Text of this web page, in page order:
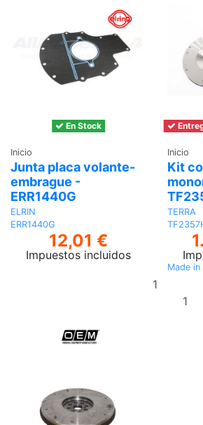
En Stock
Inicio
Junta placa volante-
embrague -
ERR1440G
ELRIN
ERR1440G
12,01 €
Impuestos incluidos
Inicio
Kit
TERRA
Made in